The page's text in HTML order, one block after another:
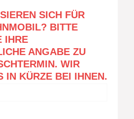
SICH FÜR
BITTE
IHRE
ANGABE ZU
WIR
IN KÜRZE BEI IHNEN.